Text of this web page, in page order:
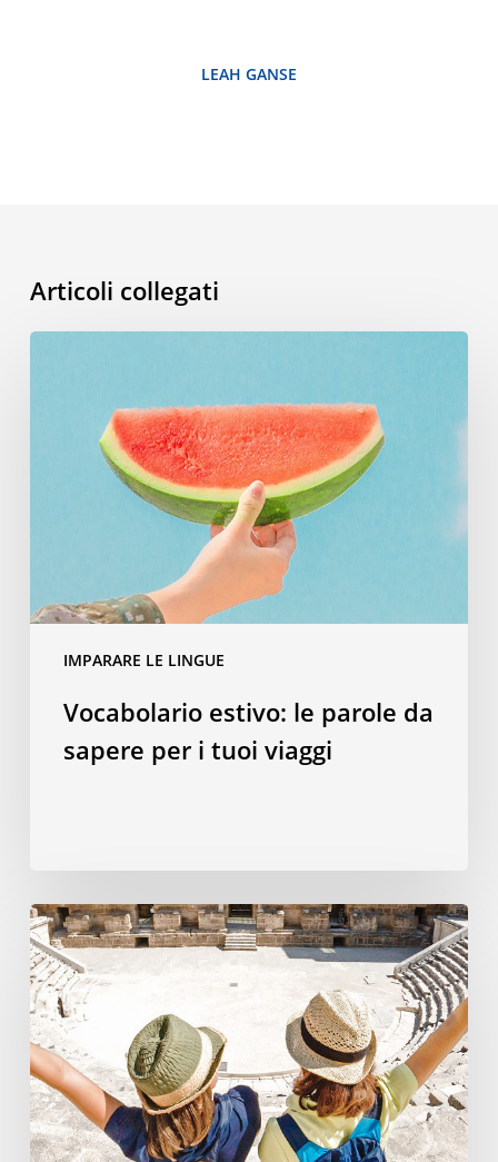
LEAH GANSE
Articoli collegati
IMPARARE LE LINGUE
viaggi
Vocabolario estivo: le parole da
sapere per i tuoi viaggi
Perché
una
vacanza
studio
all’estero
è
il
miglior
investimento